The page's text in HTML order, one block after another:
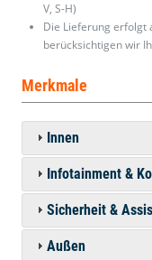
V, S-H)
Die Lieferung erfolgt
berücksichtigen wir
Merkmale
Innen
Infotainment &
Sicherheit &
Außen